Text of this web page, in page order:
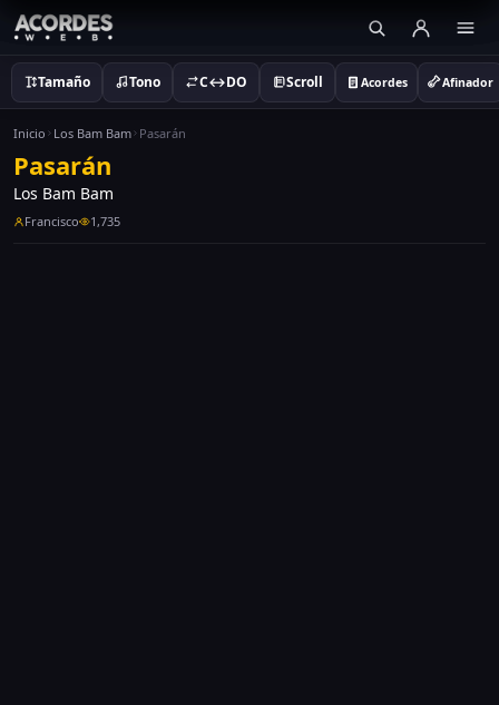
Tamaño Tono C↔DO Scroll Acordes Afinador
Inicio Los Bam Bam Pasarán
Pasarán
Los Bam Bam
Francisco 1,735